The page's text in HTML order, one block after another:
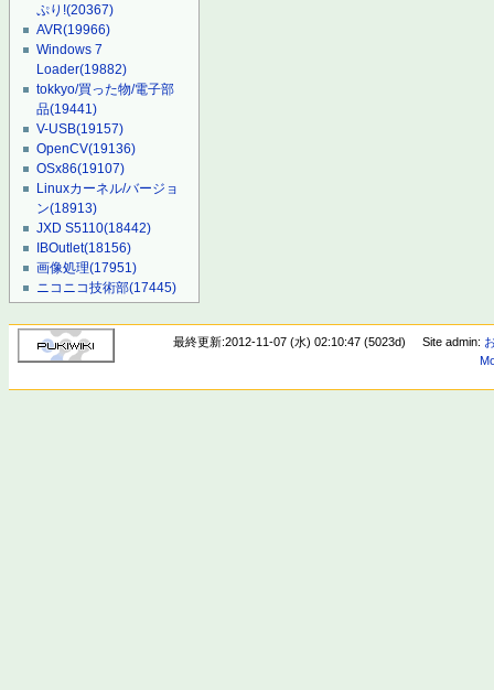
ぷり!(20367)
AVR(19966)
Windows 7
Loader(19882)
tokkyo/買った物/電子部
品(19441)
V-USB(19157)
OpenCV(19136)
OSx86(19107)
Linuxカーネル/バージョ
ン(18913)
JXD S5110(18442)
IBOutlet(18156)
画像処理(17951)
ニコニコ技術部(17445)
最終更新:2012-11-07 (水) 02:10:47 (5023d) Site admin: